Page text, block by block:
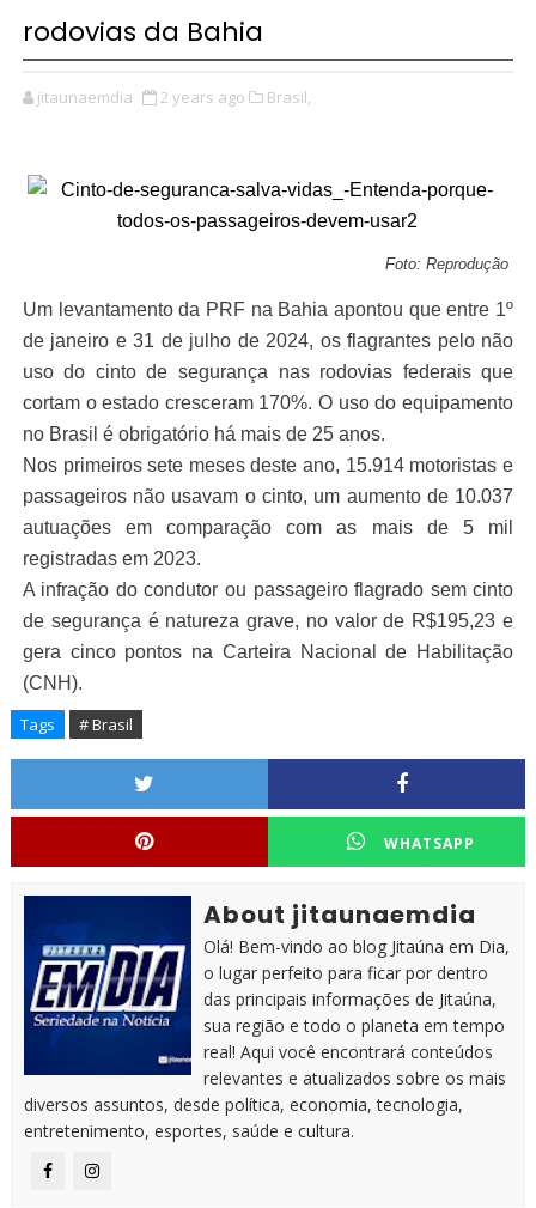
rodovias da Bahia
jitaunaemdia 2 years ago Brasil,
Foto: Reprodução
Um levantamento da PRF na Bahia apontou que entre 1º
de janeiro e 31 de julho de 2024, os flagrantes pelo não
uso do cinto de segurança nas rodovias federais que
cortam o estado cresceram 170%. O uso do equipamento
no Brasil é obrigatório há mais de 25 anos.
Nos primeiros sete meses deste ano, 15.914 motoristas e
passageiros não usavam o cinto, um aumento de 10.037
autuações em comparação com as mais de 5 mil
registradas em 2023.
A infração do condutor ou passageiro flagrado sem cinto
de segurança é natureza grave, no valor de R$195,23 e
gera cinco pontos na Carteira Nacional de Habilitação
(CNH).
Tags # Brasil
WHATSAPP
About jitaunaemdia
Olá! Bem-vindo ao blog Jitaúna em Dia,
o lugar perfeito para ficar por dentro
das principais informações de Jitaúna,
sua região e todo o planeta em tempo
real! Aqui você encontrará conteúdos
relevantes e atualizados sobre os mais
diversos assuntos, desde política, economia, tecnologia,
entretenimento, esportes, saúde e cultura.